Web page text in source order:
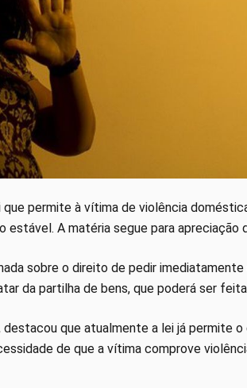
permite à vítima de violência
A matéria segue para apreciação
sobre o direito de pedir imediatamente
da partilha de bens, que poderá ser
que atualmente a lei já permite o
de que a vítima comprove